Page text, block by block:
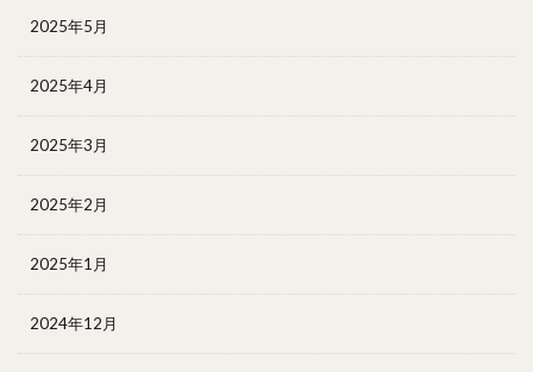
2025年5月
2025年4月
2025年3月
2025年2月
2025年1月
2024年12月